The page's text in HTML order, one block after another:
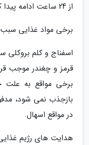
از 24 ساعت ادامه پیدا کند، باید به پزشک مراجعه شود.
برخی مواد غذایی
اسفناج و کلم بروکلی
قرمز و چغندر موجب
برخی مواقع به علت
بازجذب نمی شود،
در مواقع اسهال.
هدایت های رژیم